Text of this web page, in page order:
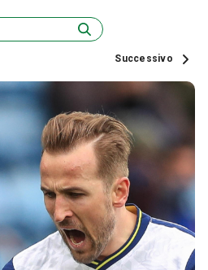
Successivo